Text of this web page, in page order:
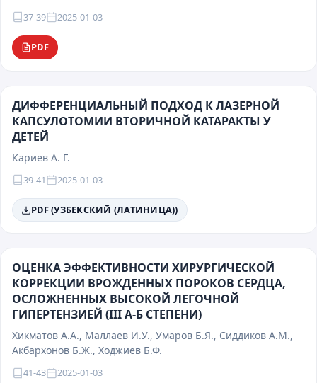
37-39 2025-01-03
PDF
ДИФФЕРЕНЦИАЛЬНЫЙ ПОДХОД К ЛАЗЕРНОЙ
КАПСУЛОТОМИИ ВТОРИЧНОЙ КАТАРАКТЫ У
ДЕТЕЙ
Кариев А. Г.
39-41 2025-01-03
PDF (УЗБЕКСКИЙ (ЛАТИНИЦА))
ОЦЕНКА ЭФФЕКТИВНОСТИ ХИРУРГИЧЕСКОЙ
КОРРЕКЦИИ ВРОЖДЕННЫХ ПОРОКОВ СЕРДЦА,
ОСЛОЖНЕННЫХ ВЫСОКОЙ ЛЕГОЧНОЙ
ГИПЕРТЕНЗИЕЙ (III А-Б СТЕПЕНИ)
Хикматов А.А., Маллаев И.У., Умаров Б.Я., Сиддиков А.М.,
Акбархонов Б.Ж., Ходжиев Б.Ф.
41-43 2025-01-03